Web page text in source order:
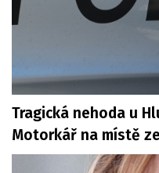
Tragická nehoda u
Motorkář na místě